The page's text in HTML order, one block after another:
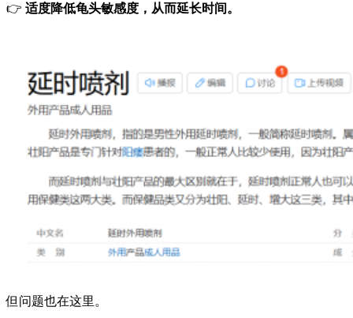
👉 适度降低龟头敏感度，从而延长时间。
但问题也在这里。